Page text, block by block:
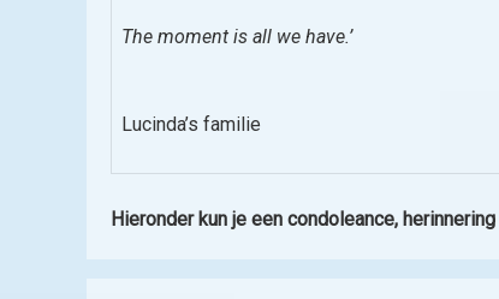
The moment is all we have.’
Lucinda’s familie
Hieronder kun je een condoleance,